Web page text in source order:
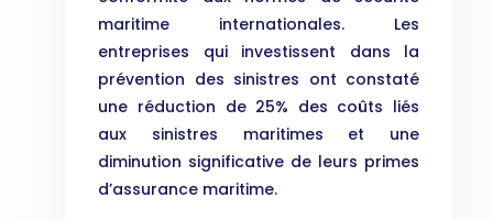
maritime internationales. Les
entreprises qui investissent dans la
prévention des sinistres ont constaté
une réduction de 25% des coûts liés
aux sinistres maritimes et une
diminution significative de leurs primes
d’assurance maritime.